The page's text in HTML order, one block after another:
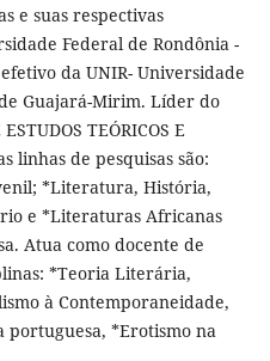
e suas respectivas
Federal de Rondônia -
da UNIR- Universidade
Guajará-Mirim. Líder do
TEÓRICOS E
linhas de pesquisas são:
*Literatura, História,
e *Literaturas Africanas
Atua como docente de
*Teoria Literária,
à Contemporaneidade,
*Erotismo na